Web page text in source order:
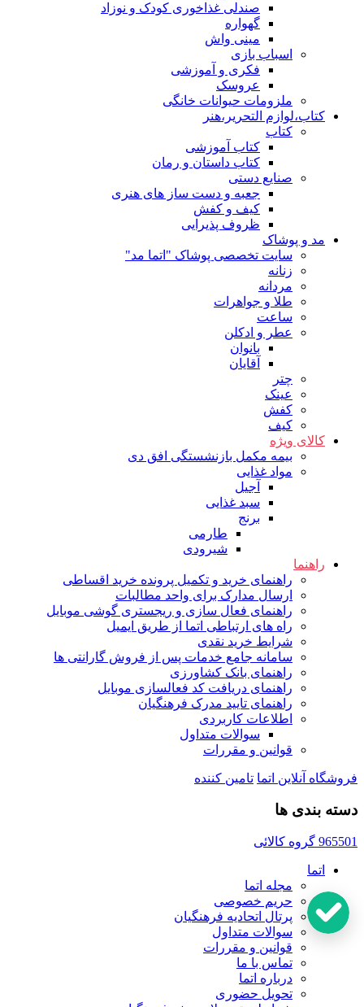
صندلی غذاخوری کودک و نوزاد
گهواره
مینی واش
اسباب بازی
فکری و آموزشی
عروسک
ملزومات حیوانات خانگی
کتاب،لوازم التحریر،هنر
کتاب
کتاب آموزشی
کتاب داستان و رمان
صنایع دستی
جعبه و دست ساز های هنری
کیف و کفش
ظروف پذیرایی
مد و پوشاک
سایت تخصصی پوشاک "اتما مد"
زنانه
مردانه
طلا و جواهرات
ساعت
عطر و ادکلن
بانوان
آقایان
چتر
عینک
کفش
کیف
کالای ویژه
بیمه مکمل بازنشستگی افق دی
مواد غذایی
آجیل
سبد غذایی
برنج
طارمی
شیرودی
راهنما
راهنمای خرید و تکمیل پرونده خرید اقساطی
ارسال مدارک برای واحد مطالبات
راهنمای فعال سازی و ریجستری گوشی موبایل
راه های ارتباطی اتما از طریق ایمیل
شرایط خرید نقدی
سامانه جامع خدمات پس از فروش گارانتی ها
راهنمای بانک کشاورزی
راهنمای دریافت کد فعالسازی موبایل
راهنمای تایید مدرک فرهنگیان
اطلاعات کاربردی
سوالات متداول
قوانین و مقررات
فروشگاه آنلاین اتما تامین کننده
دسته بندی ها
965501 گروه کالائی
اتما
مجله اتما
حریم خصوصی
پرتال اتحادیه فرهنگیان
سوالات متداول
قوانین و مقررات
تماس با ما
درباره اتما
تحویل حضوری